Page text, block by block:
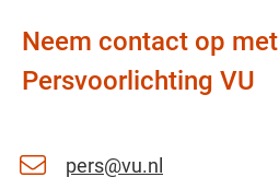
Neem contact op met
Persvoorlichting VU
pers@vu.nl